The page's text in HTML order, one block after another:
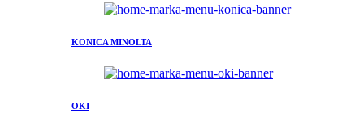
KONICA MINOLTA
OKI